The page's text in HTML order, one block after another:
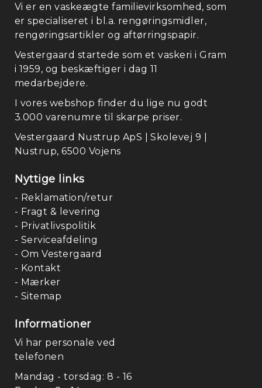
Vi er en vaskeægte familievirksomhed, som
er specialiseret i bl.a. rengøringsmidler,
rengøringsartikler og aftørringspapir.
Vestergaard startede som et vaskeri i Gram
i 1959, og beskæftiger i dag 11
medarbejdere.
I vores webshop finder du lige nu godt
3.000 varenumre til skarpe priser.
Vestergaard Nustrup ApS | Skolevej 9 |
Nustrup, 6500 Vojens
Nyttige links
- Reklamation/retur
- Fragt & levering
- Privatlivspolitik
- Serviceafdeling
- Om Vestergaard
- Kontakt
- Mærker
- Sitemap
Informationer
Vi har personale ved
telefonen
Mandag - torsdag: 8 - 16